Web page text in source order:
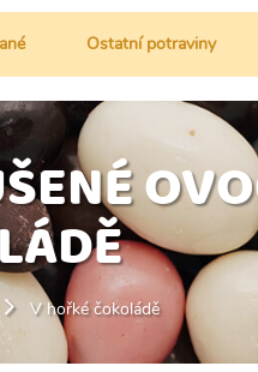
Ostatní potraviny
V hořké čokoládě